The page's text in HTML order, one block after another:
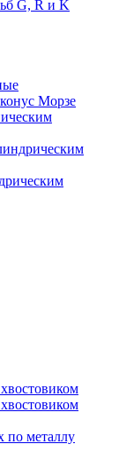
G, R и K
Морзе
по металлу